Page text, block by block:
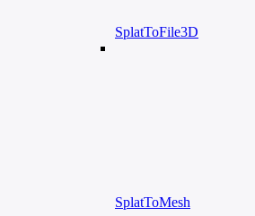
SplatToFile3D
SplatToMesh